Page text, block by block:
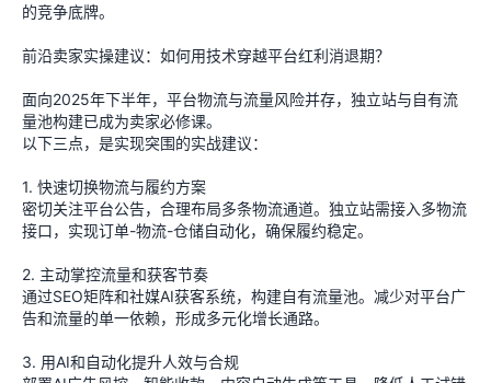
的竞争底牌。
前沿卖家实操建议：如何用技术穿越平台红利消退期？
面向2025年下半年，平台物流与流量风险并存，独立站与自有流
量池构建已成为卖家必修课。
以下三点，是实现突围的实战建议：
1. 快速切换物流与履约方案
密切关注平台公告，合理布局多条物流通道。独立站需接入多物流
接口，实现订单-物流-仓储自动化，确保履约稳定。
2. 主动掌控流量和获客节奏
通过SEO矩阵和社媒AI获客系统，构建自有流量池。减少对平台广
告和流量的单一依赖，形成多元化增长通路。
3. 用AI和自动化提升人效与合规